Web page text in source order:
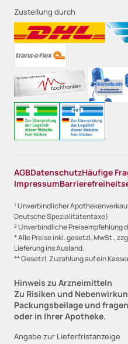
Zustellung durch
AGBDatenschutzHäufige
Impressum
¹ Unverbindlicher
Deutsche Spezialitätentaxe)
² Unverbindliche Preisempfehlung
* Alle Preise inkl. gesetzl. MwSt.,
Lieferung ins Ausland.
** Gesetzl. Zuzahlung auf ein
Hinweis zu Arzneimitteln
Zu Risiken und
Packungsbeilage und
oder in Ihrer Apotheke.
Angabe zur Lieferfristanzeige